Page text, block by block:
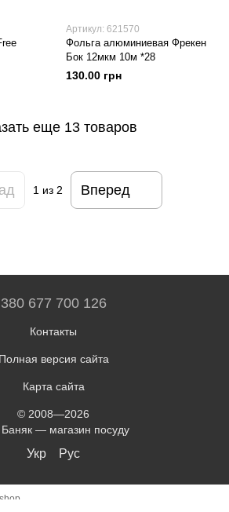
Артикул: 621570
Фольга алюминиевая Фрекен
Бок 12мкм 10м *28
130.00 грн
еще 13 товаров
1 из 2 Вперед
677 700 126
Контакты
Полная версия сайта
Карта сайта
© 2008—2026
— магазин посуду
Укр Рус